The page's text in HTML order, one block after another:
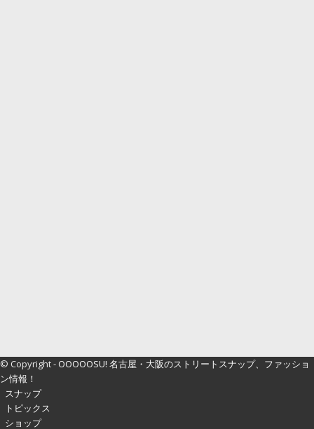
© Copyright - OOOOOSU! 名古屋・大阪のストリートスナップ、ファッショ
ン情報！
スナップ
トピックス
ショップ